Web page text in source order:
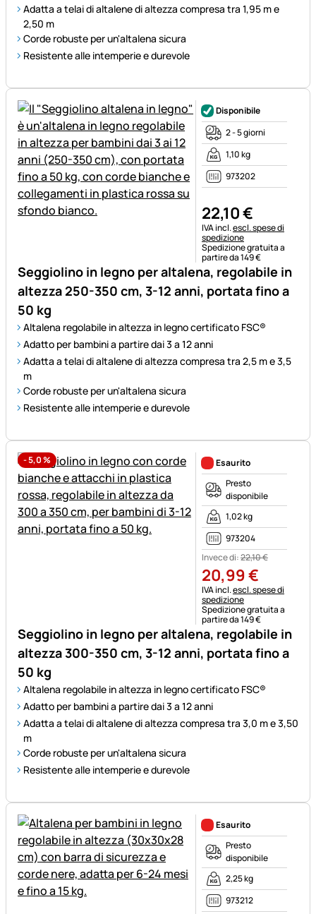
Adatta a telai di altalene di altezza compresa tra 1,95 m e
2,50 m
Corde robuste per un'altalena sicura
Resistente alle intemperie e durevole
Seggiolino in legno per altalena, regolabile in
altezza 250-350 cm, 3-12 anni, portata fino a
50 kg
Altalena regolabile in altezza in legno certificato FSC®
Adatto per bambini a partire dai 3 a 12 anni
Adatta a telai di altalene di altezza compresa tra 2,5 m e 3,5
m
Corde robuste per un'altalena sicura
Resistente alle intemperie e durevole
Disponibile
2 - 5 giorni
1,10 kg
973202
22,10€
Informazioni fiscali:
IVA incl.escl. spese di
spedizione
Spedizione gratuita a
partire da 149 €
-5,0%
Seggiolino in legno per altalena, regolabile in
altezza 300-350 cm, 3-12 anni, portata fino a
50 kg
Altalena regolabile in altezza in legno certificato FSC®
Adatto per bambini a partire dai 3 a 12 anni
Adatta a telai di altalene di altezza compresa tra 3,0 m e 3,50
m
Corde robuste per un'altalena sicura
Resistente alle intemperie e durevole
Esaurito
Presto
disponibile
1,02 kg
973204
Invece di:22,10€
20,99€
Informazioni fiscali:
IVA incl.escl. spese di
spedizione
Spedizione gratuita a
partire da 149 €
Esaurito
Presto
disponibile
2,25 kg
973212